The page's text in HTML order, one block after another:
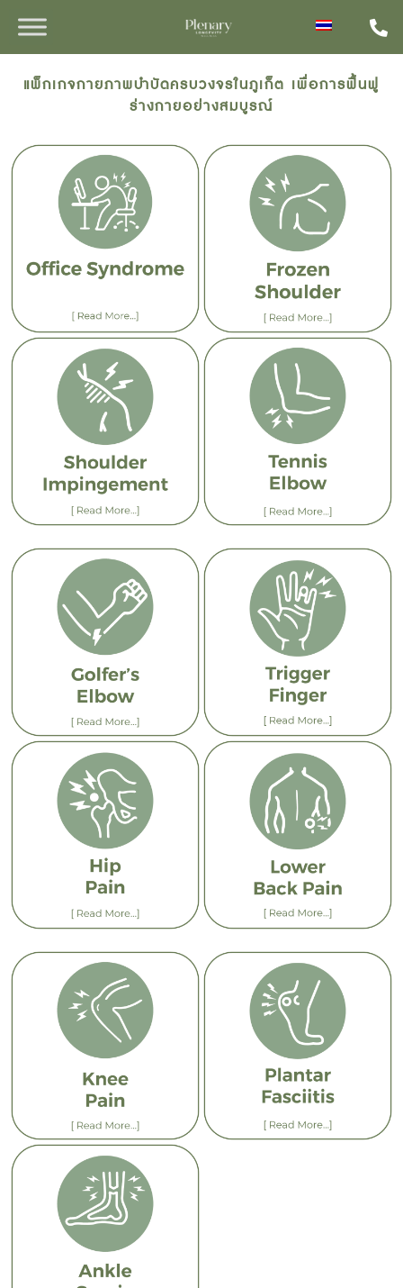
แพ็กเกจกายภาพบำบัดครบวงจรในภูเก็ต เพื่อการฟื้นฟู
ร่างกายอย่างสมบูรณ์